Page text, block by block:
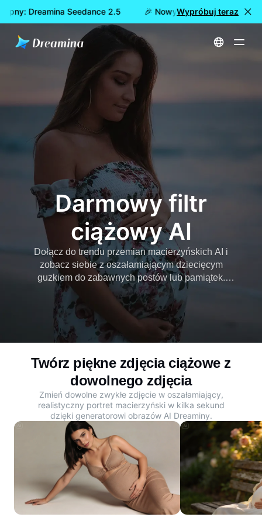
Dreamina Seedance 2.5 🎉 Nowy model już dostępny:
Wypróbuj teraz
Strona główna Twórz Darmowy filtr ciążowy AI
Darmowy filtr
ciążowy AI
Dołącz do trendu przemian macierzyńskich AI i
zobacz siebie z oszałamiającym dziecięcym
guzkiem do zabawnych postów lub pamiątek.
Darmowy kreator filtrów ciążowych AI firmy
Dreamina natychmiast tworzy realistyczne zdjęcia
ciążowe z dowolnego obrazu. Zacznij tworzyć już
Twórz piękne zdjęcia ciążowe z
dowolnego zdjęcia
Zmień dowolne zwykłe zdjęcie w oszałamiający,
realistyczny portret macierzyński w kilka sekund
dzięki generatorowi obrazów AI Dreaminy.